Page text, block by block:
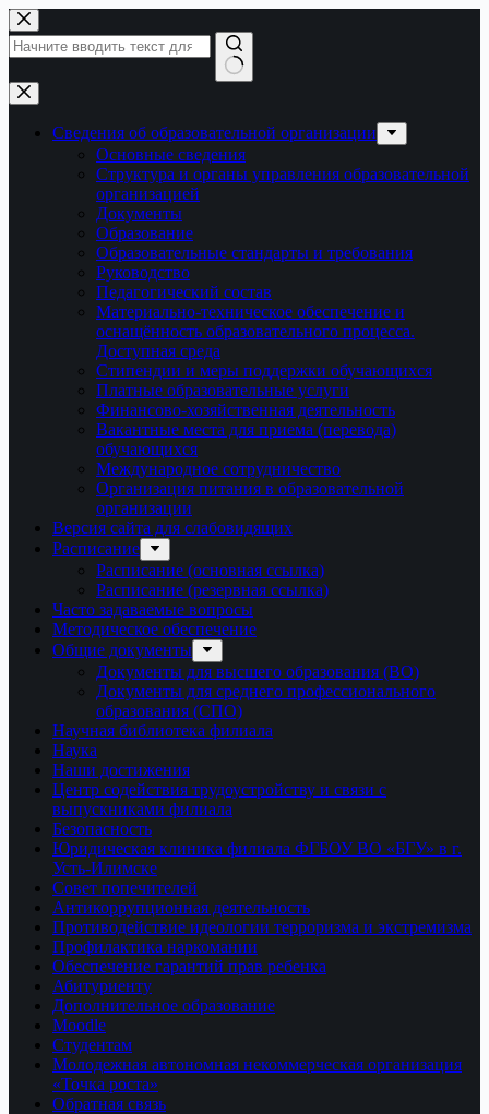
Перейти
к
сути
Ничего
не
найденоСведения об образовательной организации
Основные сведения
Структура и органы управления образовательной
организацией
Документы
Образование
Образовательные стандарты и требования
Руководство
Педагогический состав
Материально-техническое обеспечение и
оснащённость образовательного процесса.
Доступная среда
Стипендии и меры поддержки обучающихся
Платные образовательные услуги
Финансово-хозяйственная деятельность
Вакантные места для приема (перевода)
обучающихся
Международное сотрудничество
Организация питания в образовательной
организации
Версия сайта для слабовидящих
Расписание
Расписание (основная ссылка)
Расписание (резервная ссылка)
Часто задаваемые вопросы
Методическое обеспечение
Общие документы
Документы для высшего образования (ВО)
Документы для среднего профессионального
образования (СПО)
Научная библиотека филиала
Наука
Наши достижения
Центр содействия трудоустройству и связи с
выпускниками филиала
Безопасность
Юридическая клиника филиала ФГБОУ ВО «БГУ» в г.
Усть-Илимске
Совет попечителей
Антикоррупционная деятельность
Противодействие идеологии терроризма и экстремизма
Профилактика наркомании
Обеспечение гарантий прав ребенка
Абитуриенту
Дополнительное образование
Moodle
Студентам
Молодежная автономная некоммерческая организация
«Точка роста»
Обратная связь